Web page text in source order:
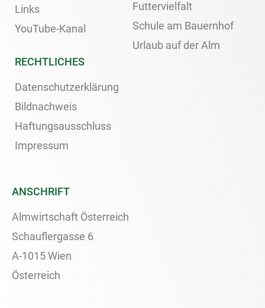
Links
YouTube-Kanal
Futtervielfalt
Schule am Bauernhof
Urlaub auf der Alm
RECHTLICHES
Datenschutzerklärung
Bildnachweis
Haftungsausschluss
Impressum
ANSCHRIFT
Almwirtschaft Österreich
Schauflergasse 6
A-1015 Wien
Österreich